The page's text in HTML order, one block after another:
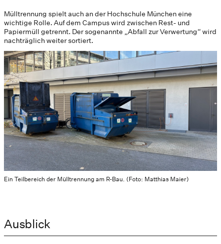
Ein Teilbereich der Mülltrennung am R-Bau. (Foto: Matthias Maier)
Mülltrennung spielt auch an der Hochschule München eine
wichtige Rolle. Auf dem Campus wird zwischen Rest- und
Papiermüll getrennt. Der sogenannte „Abfall zur Verwertung“ wird
nachträglich weiter sortiert.
Ausblick